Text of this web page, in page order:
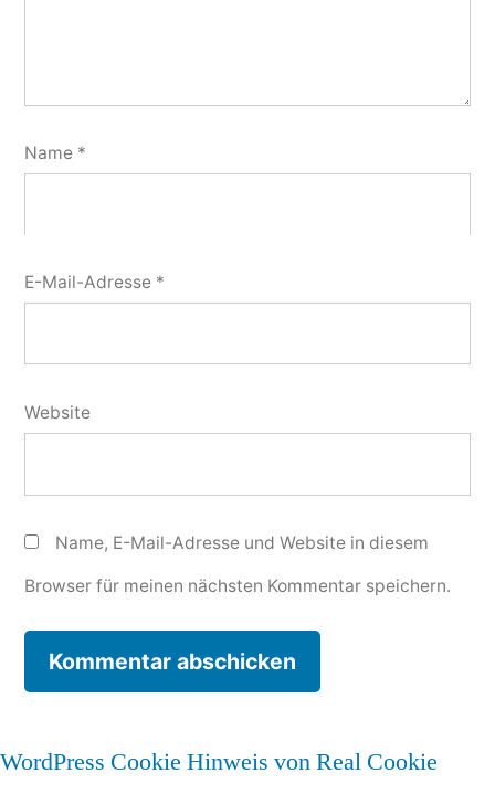
Name *
E-Mail-Adresse *
Website
Name, E-Mail-Adresse und Website in diesem
Browser für meinen nächsten Kommentar speichern.
WordPress Cookie Hinweis von Real Cookie